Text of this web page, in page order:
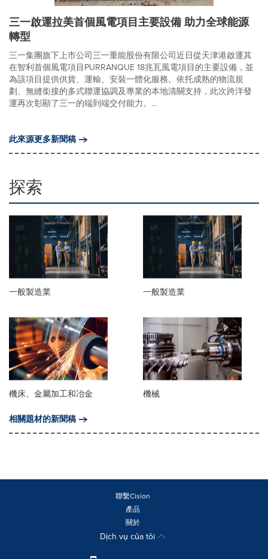
三一啟運拉美首個風電項目主要設備 助力全球能源
轉型
三一集團旗下上市公司三一重能股份有限公司近日從天津港啟運其
在智利首個風電項目PURRANQUE 18兆瓦風電項目的主要設備，並
為該項目提供供貨、運輸、安裝一體化服務。依托成熟的物流規
劃、無縫銜接的多式聯運協調及專業的本地清關支持，此次跨洋發
運再次彰顯了三一的端到端交付能力。...
此來源更多新聞稿
探索
一般製造業 一般製造業
機床、金屬加工和冶金
機械
相關題材的新聞稿
聯繫Cision
產品
關於
Dịch vụ của tôi